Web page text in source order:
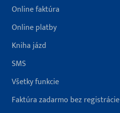
Online faktúra
Online platby
Kniha jázd
SMS
Všetky funkcie
Faktúra zadarmo bez registrácie